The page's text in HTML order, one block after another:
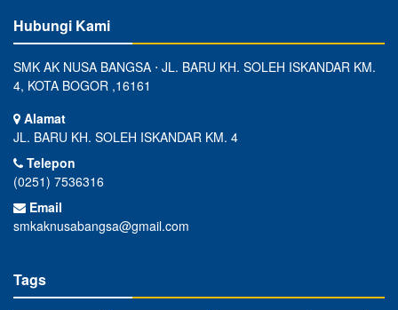
Hubungi Kami
SMK AK NUSA BANGSA ⋅ JL. BARU KH. SOLEH ISKANDAR KM.
4, KOTA BOGOR ,16161
Alamat
JL. BARU KH. SOLEH ISKANDAR KM. 4
Telepon
(0251) 7536316
Email
smkaknusabangsa@gmail.com
Tags